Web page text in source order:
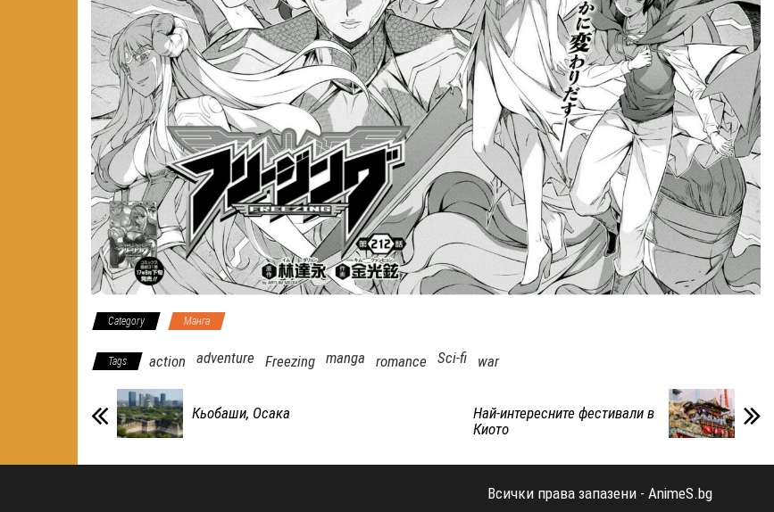
Category Манга
Tags action adventure Freezing manga romance Sci-fi war
Кьобаши, Осака
Най-интересните фестивали в
Киото
Всички права запазени - AnimeS.bg